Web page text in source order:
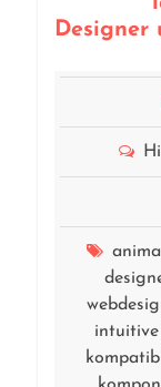
Designer
intuitive